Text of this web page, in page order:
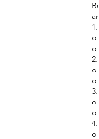
o
o
o
o
o
o
o